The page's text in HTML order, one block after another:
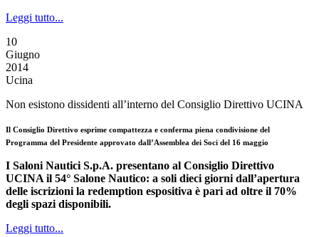
Leggi tutto...
10
Giugno
2014
Ucina
Non esistono dissidenti all’interno del Consiglio Direttivo UCINA
Il Consiglio Direttivo esprime compattezza e conferma piena condivisione del
Programma del Presidente approvato dall’Assemblea dei Soci del 16 maggio
I Saloni Nautici S.p.A. presentano al Consiglio Direttivo
UCINA il 54° Salone Nautico: a soli dieci giorni dall’apertura
delle iscrizioni la redemption espositiva è pari ad oltre il 70%
degli spazi disponibili.
Leggi tutto...